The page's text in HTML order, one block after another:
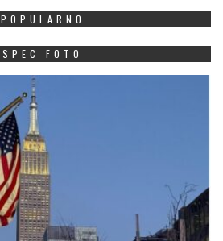
POPULARNO
SPEC FOTO